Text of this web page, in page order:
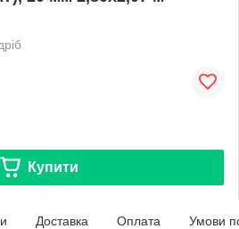
Купити
Доставка Оплата Умови